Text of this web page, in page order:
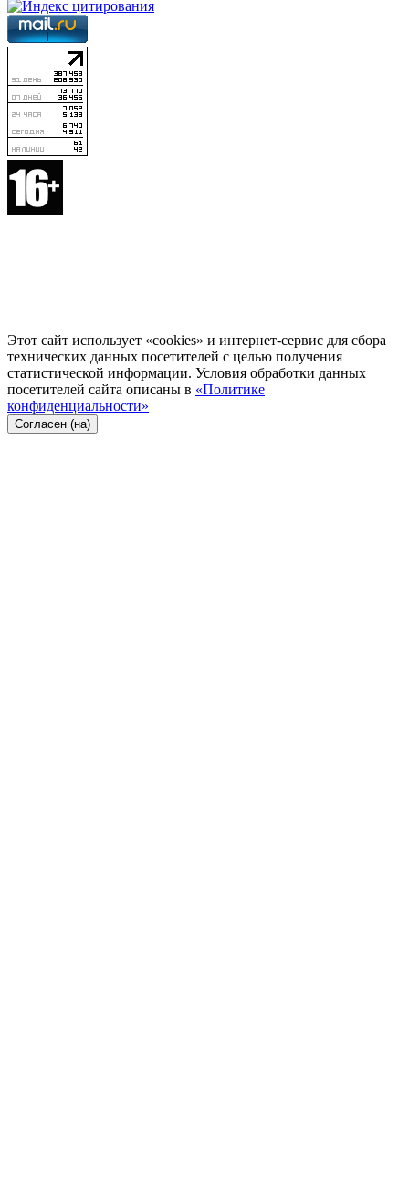
Этот сайт использует «cookies» и интернет-сервис для сбора
технических данных посетителей с целью получения
статистической информации. Условия обработки данных
посетителей сайта описаны в «Политике
конфиденциальности»
Согласен (на)